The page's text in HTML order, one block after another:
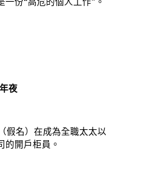
夜
假名）在成為全職太太以
的開戶柜員。